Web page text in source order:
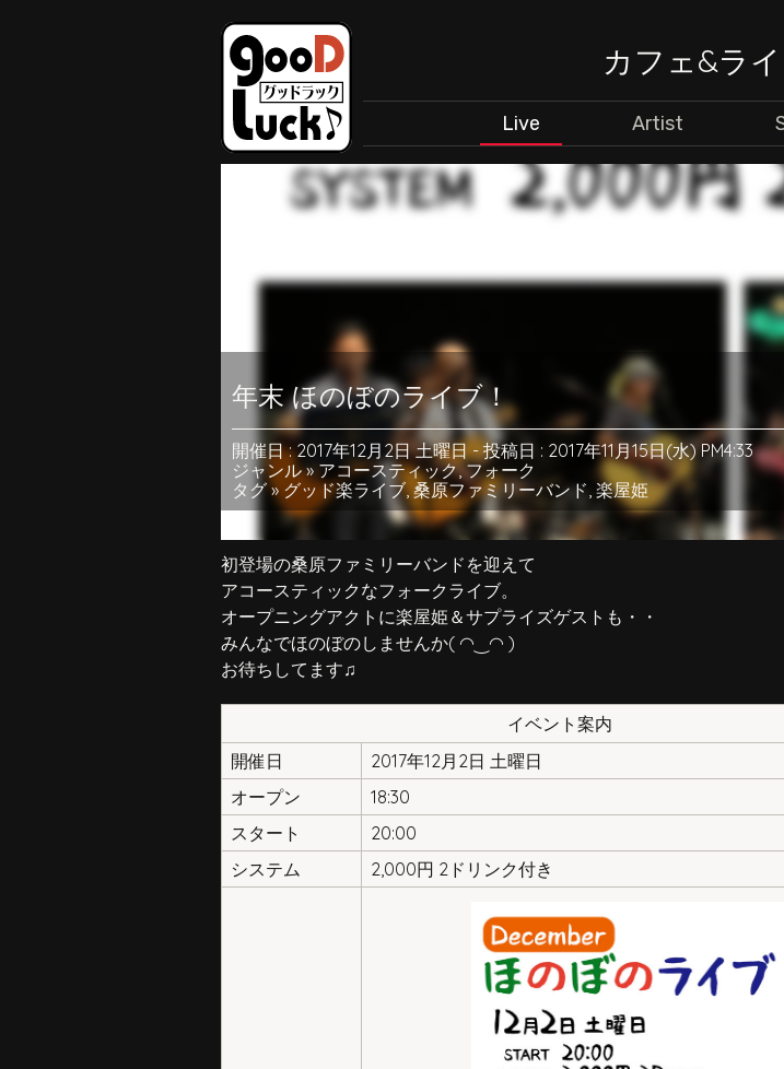
カフェ&ラ
Live Artist
年末 ほのぼのライブ！
開催日 : 2017年12月2日 土曜日- 投稿日 : 2017年11月15日(水) PM4:33
ジャンル »アコースティック, フォーク
タグ » グッド楽ライブ,桑原ファミリーバンド, 楽屋姫
初登場の桑原ファミリーバンドを迎えて
アコースティックなフォークライブ。
オープニングアクトに楽屋姫＆サプライズゲストも・・
みんなでほのぼのしませんか( ◠‿◠ )
お待ちしてます♫
イベント案内
開催日
2017年12月2日 土曜日
オープン
18:30
スタート
20:00
システム
2,000円 2ドリンク付き